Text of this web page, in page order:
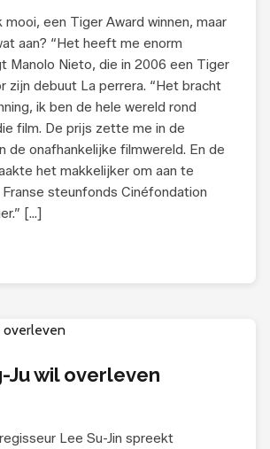
mooi, een Tiger Award winnen, maar
aan? “Het heeft me enorm
Manolo Nieto, die in 2006 een Tiger
zijn debuut La perrera. “Het bracht
ik ben de hele wereld rond
film. De prijs zette me in de
de onafhankelijke filmwereld. En de
het makkelijker om aan te
steunfonds Cinéfondation
[…]
Ju wil overleven
Lee Su-Jin spreekt